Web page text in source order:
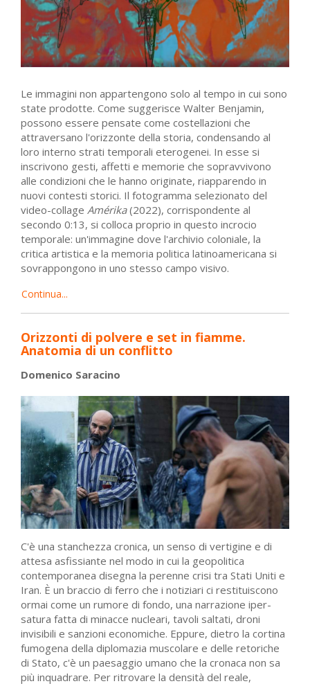
Le immagini non appartengono solo al tempo in cui sono
state prodotte. Come suggerisce Walter Benjamin,
possono essere pensate come costellazioni che
attraversano l'orizzonte della storia, condensando al
loro interno strati temporali eterogenei. In esse si
inscrivono gesti, affetti e memorie che sopravvivono
alle condizioni che le hanno originate, riapparendo in
nuovi contesti storici. Il fotogramma selezionato del
video-collage Amérika(2022), corrispondente al
secondo 0:13, si colloca proprio in questo incrocio
temporale: un'immagine dove l'archivio coloniale, la
critica artistica e la memoria politica latinoamericana si
sovrappongono in uno stesso campo visivo.
Continua...
Orizzonti di polvere e set in fiamme.
Anatomia di un conflitto
Domenico Saracino
C'è una stanchezza cronica, un senso di vertigine e di
attesa asfissiante nel modo in cui la geopolitica
contemporanea disegna la perenne crisi tra Stati Uniti e
Iran. È un braccio di ferro che i notiziari ci restituiscono
ormai come un rumore di fondo, una narrazione iper-
satura fatta di minacce nucleari, tavoli saltati, droni
invisibili e sanzioni economiche. Eppure, dietro la cortina
fumogena della diplomazia muscolare e delle retoriche
di Stato, c'è un paesaggio umano che la cronaca non sa
più inquadrare. Per ritrovare la densità del reale,